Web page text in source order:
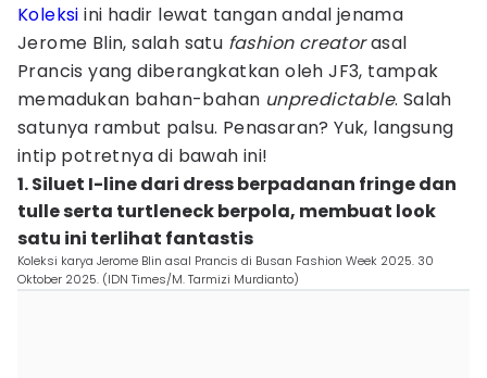
Koleksiini hadir lewat tangan andal jenama
Jerome Blin, salah satu fashion creatorasal
Prancis yang diberangkatkan oleh JF3, tampak
memadukan bahan-bahan unpredictable. Salah
satunya rambut palsu. Penasaran? Yuk, langsung
intip potretnya di bawah ini!
1. Siluet I-line dari dress berpadanan fringe dan
tulle serta turtleneck berpola, membuat look
satu ini terlihat fantastis
Koleksi karya Jerome Blin asal Prancis di Busan Fashion Week 2025. 30
Oktober 2025. (IDN Times/M. Tarmizi Murdianto)